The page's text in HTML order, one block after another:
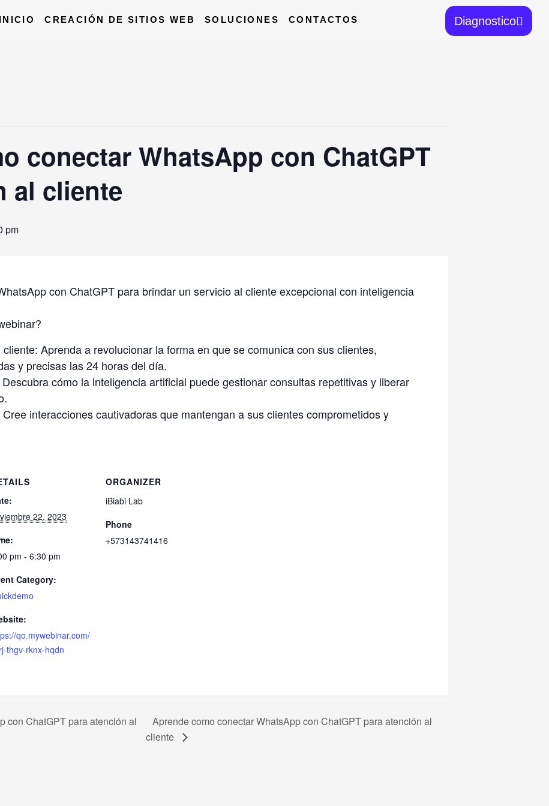
INICIO CREACIÓN DE SITIOS WEB SOLUCIONES CONTACTOS Diagnostico
conectar WhatsApp con ChatGPT
al cliente
pm
con ChatGPT para brindar un servicio al cliente excepcional con inteligencia
Aprenda a revolucionar la forma en que se comunica con sus clientes,
y precisas las 24 horas del día.
cómo la inteligencia artificial puede gestionar consultas repetitivas y liberar
interacciones cautivadoras que mantengan a sus clientes comprometidos y
22, 2023
pm - 6:30 pm
Category:
qo.mywebinar.com/
thgv-rknx-hqdn
ORGANIZER
iBiabi Lab
Phone
+573143741416
con ChatGPT para atención al
Aprende como conectar WhatsApp con ChatGPT para atención al
cliente